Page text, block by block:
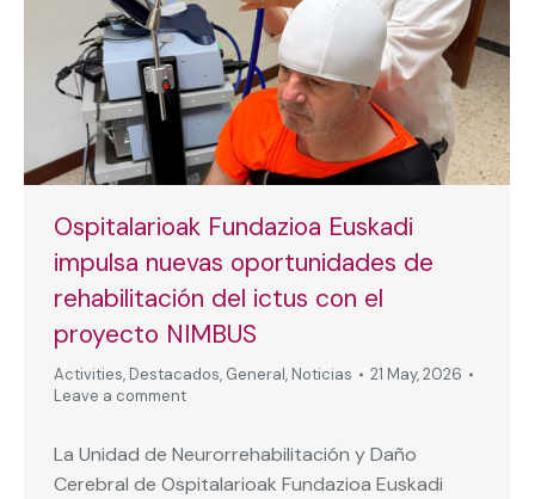
Ospitalarioak Fundazioa Euskadi
impulsa nuevas oportunidades de
rehabilitación del ictus con el
proyecto NIMBUS
Activities, Destacados, General, Noticias
21 May, 2026
Leave a comment
La Unidad de Neurorrehabilitación y Daño
Cerebral de Ospitalarioak Fundazioa Euskadi